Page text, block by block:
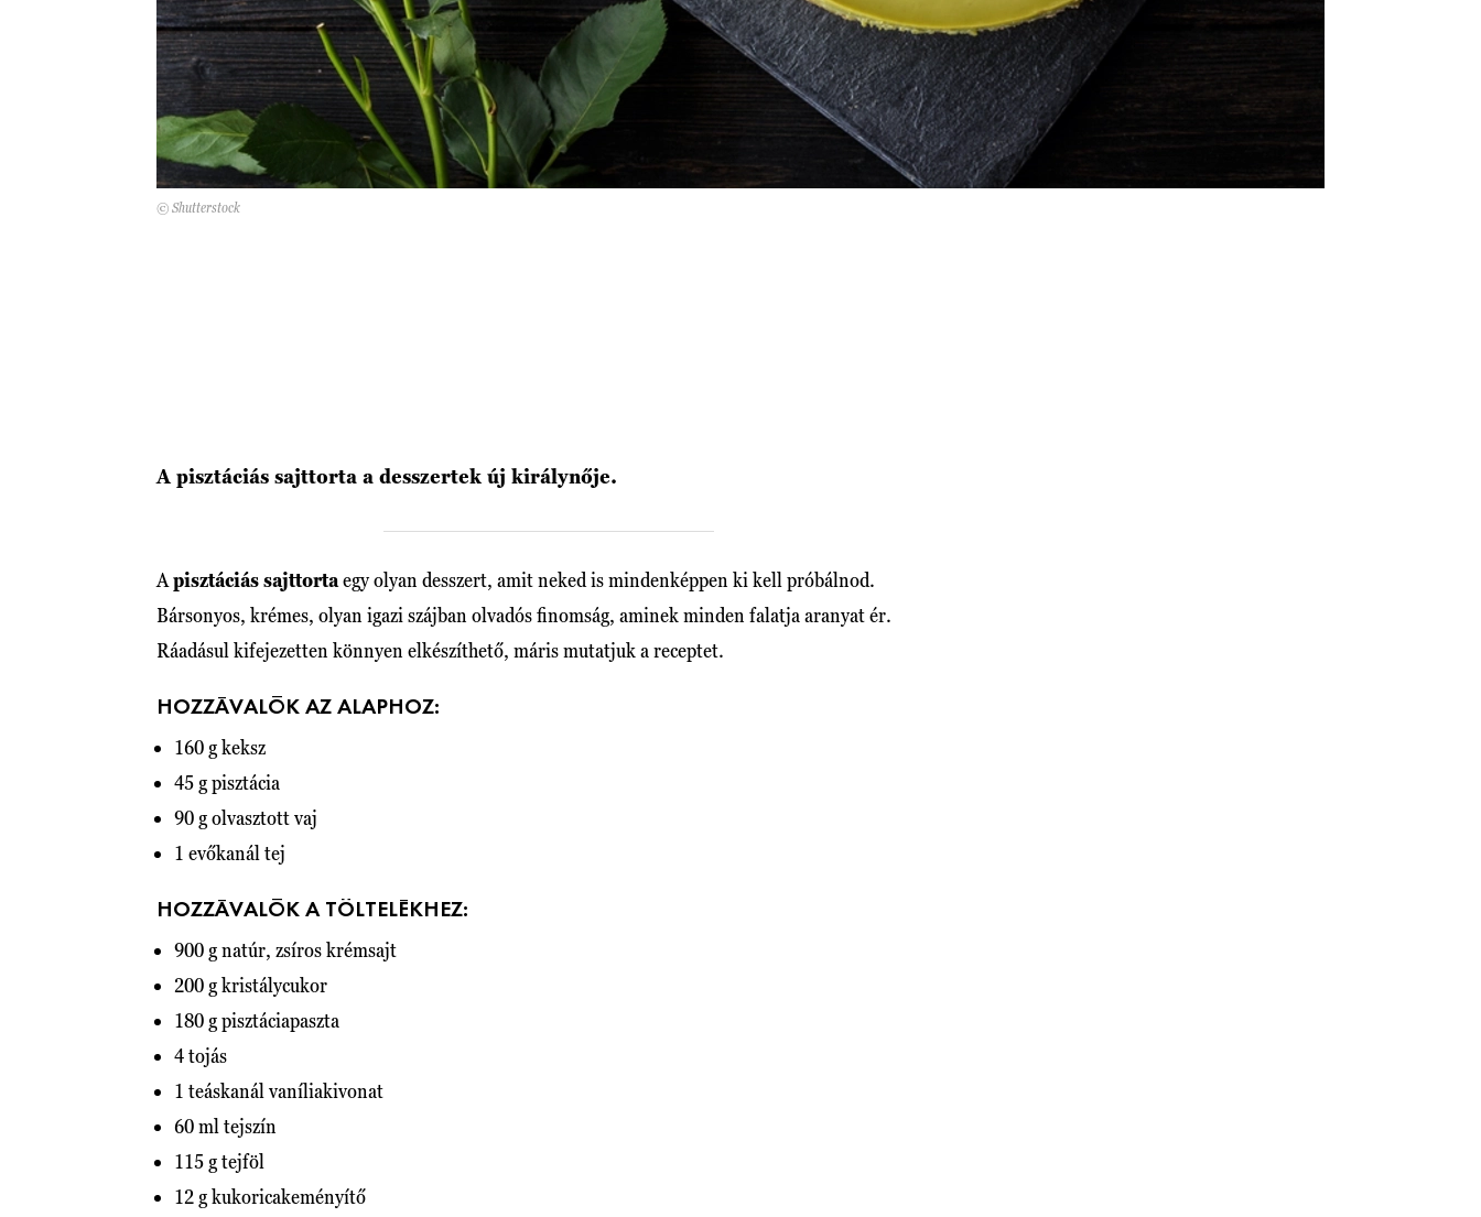
© Shutterstock
A pisztáciás sajttorta a desszertek új királynője.
Apisztáciás sajttortaegy olyan desszert, amit neked is mindenképpen ki kell próbálnod.
Bársonyos, krémes, olyan igazi szájban olvadós finomság, aminek minden falatja aranyat ér.
Ráadásul kifejezetten könnyen elkészíthető, máris mutatjuk a receptet.
HOZZÁVALÓK AZ ALAPHOZ:
160 g keksz
45 g pisztácia
90 g olvasztott vaj
1 evőkanál tej
HOZZÁVALÓK A TÖLTELÉKHEZ:
900 g natúr, zsíros krémsajt
200 g kristálycukor
180 g pisztáciapaszta
4 tojás
1 teáskanál vaníliakivonat
60 ml tejszín
115 g tejföl
12 g kukoricakeményítő